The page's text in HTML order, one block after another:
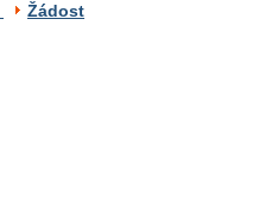
Žádost